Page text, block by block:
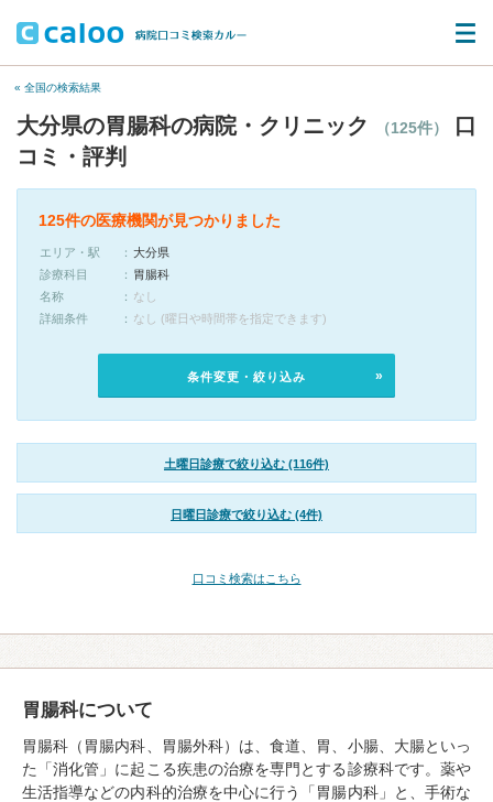
« 全国の検索結果
大分県の胃腸科の病院・クリニック （125件）
口
コミ・評判
125件の医療機関が見つかりました
エリア・駅
大分県
診療科目
胃腸科
名称
なし
詳細条件
なし (曜日や時間帯を指定できます)
条件変更・絞り込み
土曜日診療で絞り込む (116件)
日曜日診療で絞り込む (4件)
口コミ検索はこちら
胃腸科について
胃腸科（胃腸内科、胃腸外科）は、食道、胃、小腸、大腸といっ
た「消化管」に起こる疾患の治療を専門とする診療科です。薬や
生活指導などの内科的治療を中心に行う「胃腸内科」と、手術な